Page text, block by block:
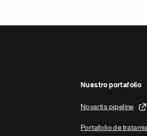
Nuestro portafolio
Novartis pipeline
Portafolio de